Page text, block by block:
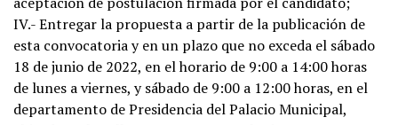
IV.- Entregar la propuesta a partir de la publicación de
esta convocatoria y en un plazo que no exceda el sábado
18 de junio de 2022, en el horario de 9:00 a 14:00 horas
de lunes a viernes, y sábado de 9:00 a 12:00 horas, en el
departamento de Presidencia del Palacio Municipal,